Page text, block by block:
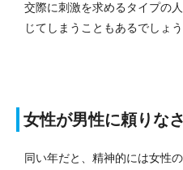
交際に刺激を求めるタイプの
じてしまうこともあるでしょう
女性が男性に頼りな
同い年だと、精神的には女性